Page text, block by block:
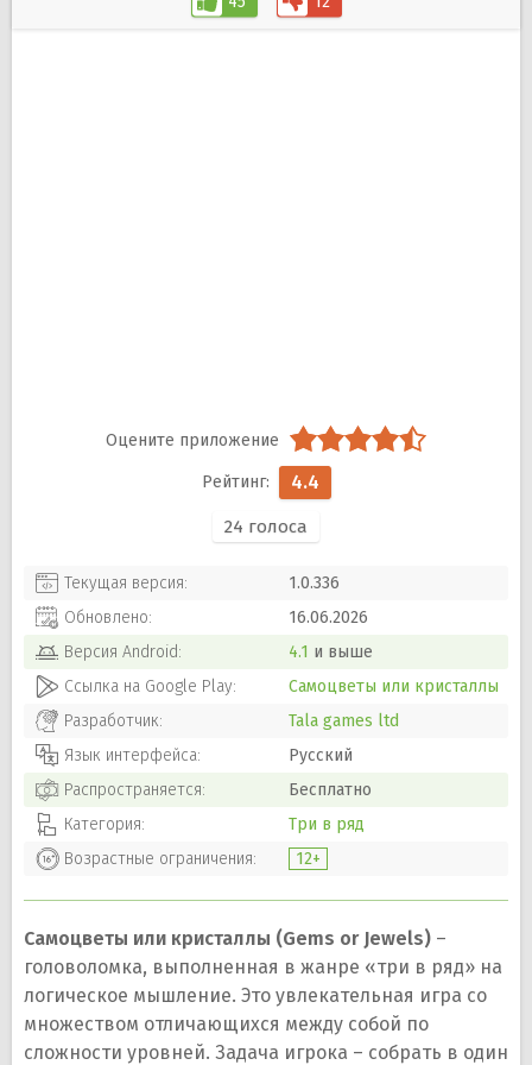
4.4
24 голоса
Текущая версия:
1.0.336
Обновлено:
16.06.2026
Версия Android: 4.1 и выше
Ссылка на Google Play:
Самоцветы или кристаллы
Разработчик:
Tala games ltd
Язык интерфейса:
Русский
Распространяется:
Бесплатно
Категория:
Три в ряд
Возрастные ограничения:
12+
Самоцветы или кристаллы (Gems or Jewels) –
головоломка, выполненная в жанре «три в ряд» на
логическое мышление. Это увлекательная игра со
множеством отличающихся между собой по
сложности уровней. Задача игрока – собрать в один